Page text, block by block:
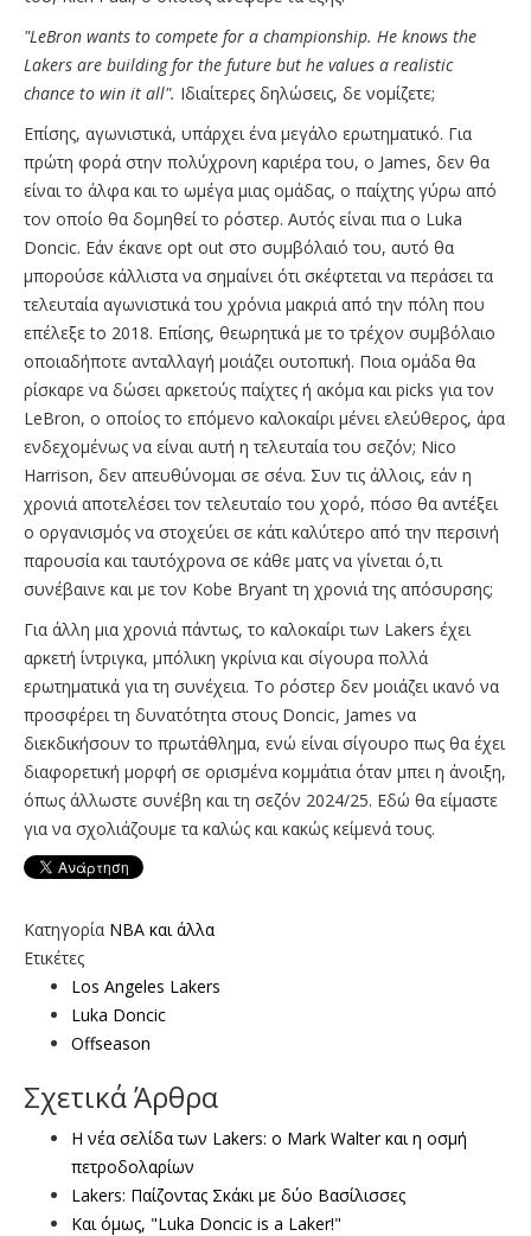
"LeBron wants to compete for a championship. He knows the
Lakers are building for the future but he values a realistic
chance to win it all". Ιδιαίτερες δηλώσεις, δε νομίζετε;
Επίσης, αγωνιστικά, υπάρχει ένα μεγάλο ερωτηματικό. Για
πρώτη φορά στην πολύχρονη καριέρα του, ο James, δεν θα
είναι το άλφα και το ωμέγα μιας ομάδας, ο παίχτης γύρω από
τον οποίο θα δομηθεί το ρόστερ. Αυτός είναι πια ο Luka
Doncic. Εάν έκανε opt out στο συμβόλαιό του, αυτό θα
μπορούσε κάλλιστα να σημαίνει ότι σκέφτεται να περάσει τα
τελευταία αγωνιστικά του χρόνια μακριά από την πόλη που
επέλεξε to 2018. Eπίσης, θεωρητικά με το τρέχον συμβόλαιο
οποιαδήποτε ανταλλαγή μοιάζει ουτοπική. Ποια ομάδα θα
ρίσκαρε να δώσει αρκετούς παίχτες ή ακόμα και picks για τον
LeBron, ο οποίος το επόμενο καλοκαίρι μένει ελεύθερος, άρα
ενδεχομένως να είναι αυτή η τελευταία του σεζόν; Nico
Harrison, δεν απευθύνομαι σε σένα. Συν τις άλλοις, εάν η
χρονιά αποτελέσει τον τελευταίο του χορό, πόσο θα αντέξει
ο οργανισμός να στοχεύει σε κάτι καλύτερο από την περσινή
παρουσία και ταυτόχρονα σε κάθε ματς να γίνεται ό,τι
συνέβαινε και με τον Kobe Bryant τη χρονιά της απόσυρσης;
Για άλλη μια χρονιά πάντως, το καλοκαίρι των Lakers έχει
αρκετή ίντριγκα, μπόλικη γκρίνια και σίγουρα πολλά
ερωτηματικά για τη συνέχεια. Το ρόστερ δεν μοιάζει ικανό να
προσφέρει τη δυνατότητα στους Doncic, James να
διεκδικήσουν το πρωτάθλημα, ενώ είναι σίγουρο πως θα έχει
διαφορετική μορφή σε ορισμένα κομμάτια όταν μπει η άνοιξη,
όπως άλλωστε συνέβη και τη σεζόν 2024/25. Εδώ θα είμαστε
για να σχολιάζουμε τα καλώς και κακώς κείμενά τους.
Κατηγορία NBA και άλλα
Ετικέτες
Los Angeles Lakers
Luka Doncic
Offseason
Σχετικά Άρθρα
Η νέα σελίδα των Lakers: ο Mark Walter και η οσμή
πετροδολαρίων
Lakers: Παίζοντας Σκάκι με δύο Βασίλισσες
Και όμως, "Luka Doncic is a Laker!"